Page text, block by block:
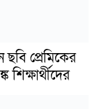
প্রেমিকের